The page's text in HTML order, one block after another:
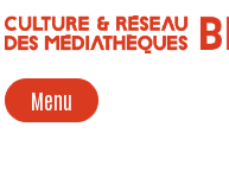
Menu
Panneau de gestion